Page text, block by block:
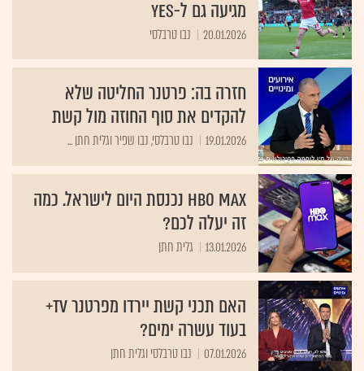
מגיעה גם ל-yes
20.01.2026 נבו טרבלסי
חזרה בה: פרטנר החליטה שלא
להקדים את סוף החוזה מול קשת
19.01.2026 נבו טרבלסי, נבו שפיר וגלית חתן ...
HBO MAX נכנסת היום לישראל. כמה
זה יעלה לכם?
13.01.2026 גלית חתן
האם תכני קשת יירדו מפרטנר tv+
בעוד עשרה ימים?
07.01.2026 נבו טרבלסי וגלית חתן